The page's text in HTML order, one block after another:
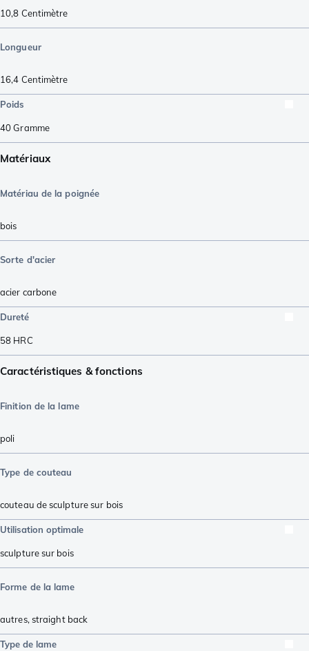
10,8 Centimètre
Longueur
16,4 Centimètre
Poids
40Gramme
Matériaux
Matériau de la poignée
bois
Sorte d'acier
acier carbone
Dureté
58 HRC
Caractéristiques & fonctions
Finition de la lame
poli
Type de couteau
couteau de sculpture sur bois
Utilisation optimale
sculpture sur bois
Forme de la lame
autres,straight back
Type de lame